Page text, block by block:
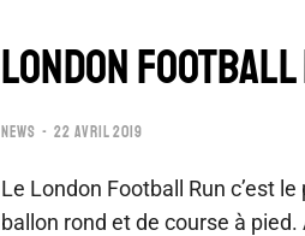
LONDON
NEWS 22 AVRIL 2019
Le London Football Run c’est
ballon rond et de course à